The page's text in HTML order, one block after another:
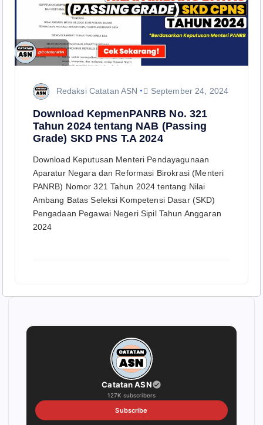
Redaksi Catatan ASN September 24, 2024
Download KepmenPANRB No. 321
Tahun 2024 tentang NAB (Passing
Grade) SKD PNS T.A 2024
Download Keputusan Menteri Pendayagunaan
Aparatur Negara dan Reformasi Birokrasi (Menteri
PANRB) Nomor 321 Tahun 2024 tentang Nilai
Ambang Batas Seleksi Kompetensi Dasar (SKD)
Pengadaan Pegawai Negeri Sipil Tahun Anggaran
2024
Catatan ASN
127K subscribers
Subscribe